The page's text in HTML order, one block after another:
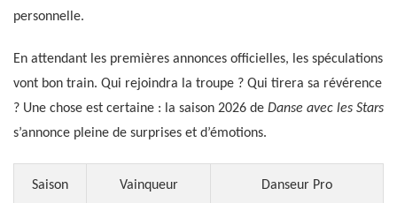
personnelle.
En attendant les premières annonces officielles, les spéculations
vont bon train. Qui rejoindra la troupe ? Qui tirera sa révérence
? Une chose est certaine : la saison 2026 de Danse avec les Stars
s’annonce pleine de surprises et d’émotions.
Saison Vainqueur Danseur Pro